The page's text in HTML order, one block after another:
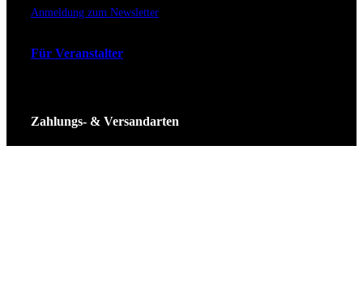
Anmeldung zum Newsletter
Für Veranstalter
Zahlungs- & Versandarten